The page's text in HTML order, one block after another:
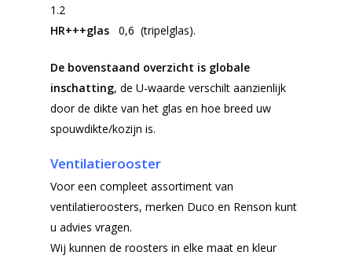
1.2
HR+++glas 0,6 (tripelglas).
De bovenstaand overzicht is globale
inschatting, de U-waarde verschilt aanzienlijk
door de dikte van het glas en hoe breed uw
spouwdikte/kozijn is.
Ventilatierooster
Voor een compleet assortiment van
ventilatieroosters, merken Duco en Renson kunt
u advies vragen.
Wij kunnen de roosters in elke maat en kleur